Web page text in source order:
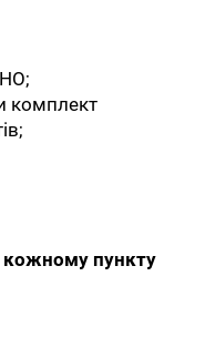
комплект
кожному пункту